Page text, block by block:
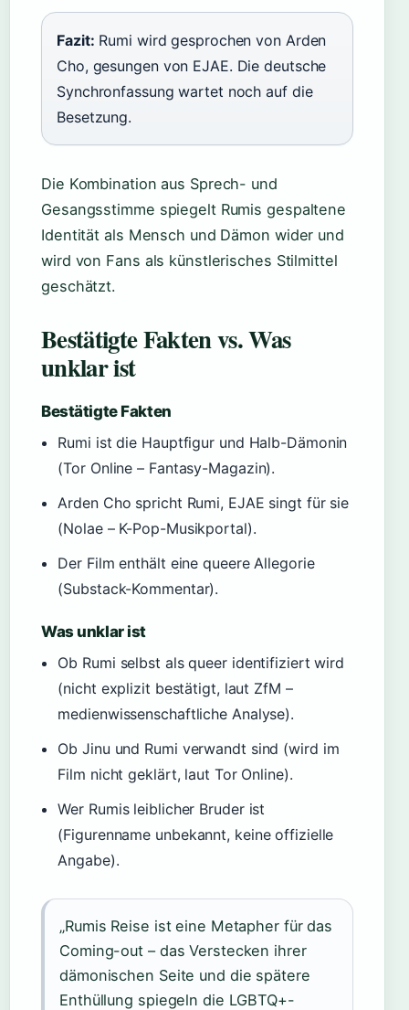
Fazit: Rumi wird gesprochen von Arden
Cho, gesungen von EJAE. Die deutsche
Synchronfassung wartet noch auf die
Besetzung.
Die Kombination aus Sprech- und
Gesangsstimme spiegelt Rumis gespaltene
Identität als Mensch und Dämon wider und
wird von Fans als künstlerisches Stilmittel
geschätzt.
Bestätigte Fakten vs. Was
unklar ist
Bestätigte Fakten
Rumi ist die Hauptfigur und Halb-Dämonin
(Tor Online – Fantasy-Magazin).
Arden Cho spricht Rumi, EJAE singt für sie
(Nolae – K-Pop-Musikportal).
Der Film enthält eine queere Allegorie
(Substack-Kommentar).
Was unklar ist
Ob Rumi selbst als queer identifiziert wird
(nicht explizit bestätigt, laut ZfM –
medienwissenschaftliche Analyse).
Ob Jinu und Rumi verwandt sind (wird im
Film nicht geklärt, laut Tor Online).
Wer Rumis leiblicher Bruder ist
(Figurenname unbekannt, keine offizielle
Angabe).
„Rumis Reise ist eine Metapher für das
Coming-out – das Verstecken ihrer
dämonischen Seite und die spätere
Enthüllung spiegeln die LGBTQ+-